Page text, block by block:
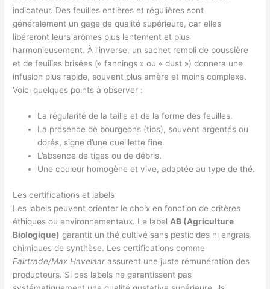
indicateur. Des feuilles entières et régulières sont
généralement un gage de qualité supérieure, car elles
libéreront leurs arômes plus lentement et plus
harmonieusement. À l’inverse, un sachet rempli de poussière
et de feuilles brisées (« fannings » ou « dust ») donnera une
infusion plus rapide, souvent plus amère et moins complexe.
Voici quelques points à observer :
La régularité de la taille et de la forme des feuilles.
La présence de bourgeons (tips), souvent argentés ou
dorés, signe d’une cueillette fine.
L’absence de tiges ou de débris.
Une couleur homogène et vive, adaptée au type de thé.
Les certifications et labels
Les labels peuvent orienter le choix en fonction de critères
éthiques ou environnementaux. Le label AB (Agriculture
Biologique) garantit un thé cultivé sans pesticides ni engrais
chimiques de synthèse. Les certifications comme
Fairtrade/Max Havelaarassurent une juste rémunération des
producteurs. Si ces labels ne garantissent pas